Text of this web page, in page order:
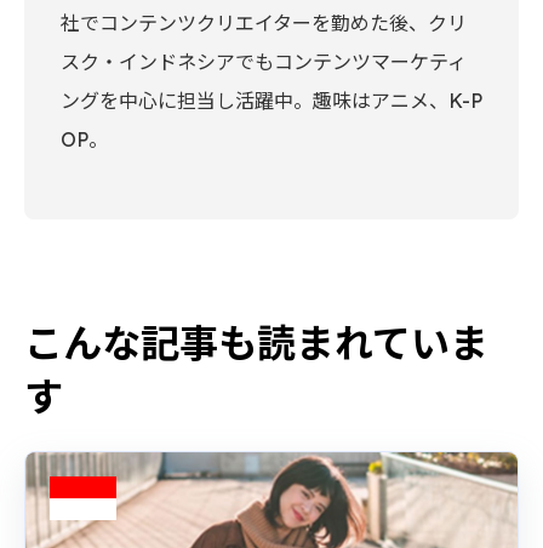
社でコンテンツクリエイターを勤めた後、クリ
スク・インドネシアでもコンテンツマーケティ
ングを中心に担当し活躍中。趣味はアニメ、K-P
OP。
こんな記事も読まれていま
す